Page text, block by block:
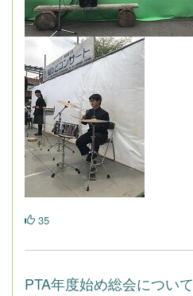
35
PTA年度始め総会について